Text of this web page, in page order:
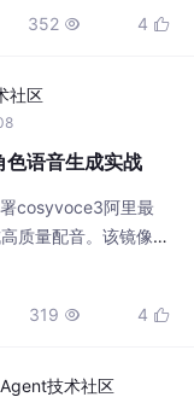
352  4 
社区
语音生成实战
cosyvoce3阿里最
质量配音。该镜像支
，并能精准控制语音
319  4 
技术社区